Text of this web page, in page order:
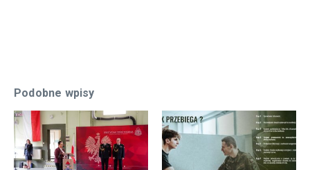
Podobne wpisy